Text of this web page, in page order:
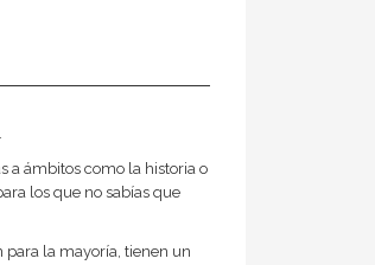
a ámbitos como la historia o
los que no sabías que
para la mayoría, tienen un